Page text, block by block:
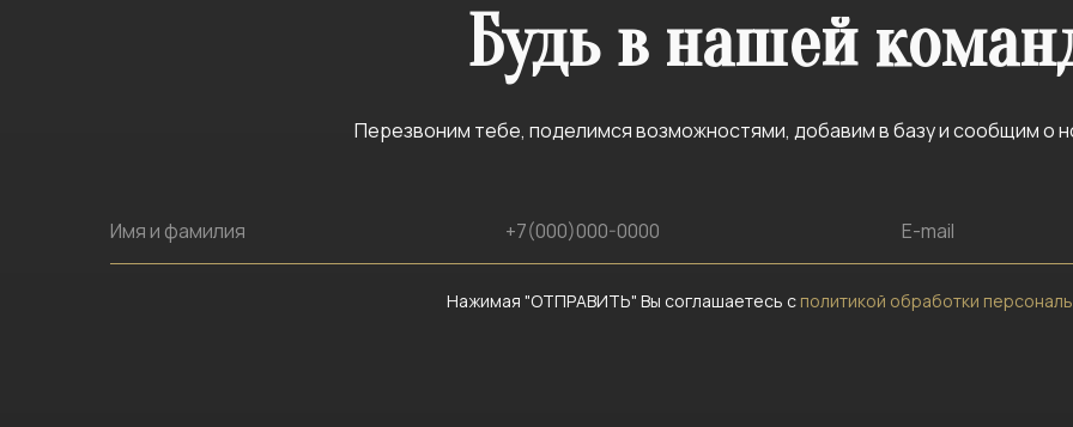
Будь в нашей
Перезвоним тебе, поделимся возможностями, добавим в базу и сообщим о
Нажимая "ОТПРАВИТЬ" Вы соглашаетесь с политикой обработки